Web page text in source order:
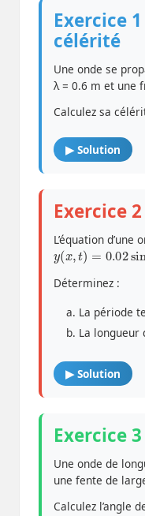
Exercice
célérité
Une onde se
λ = 0.6 m et une
Calculez sa
▶ Solution
Exercice
L’équation d’une
y(x,t)=0.02sin(
Déterminez :
La période
La longueur
▶ Solution
Exercice
Une onde de
une fente de
Calculez l’angle